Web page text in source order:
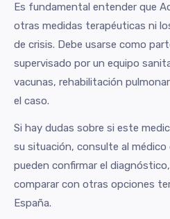
Es fundamental entender que
otras medidas terapéuticas ni
de crisis. Debe usarse como
supervisado por un equipo
vacunas, rehabilitación
el caso.
Si hay dudas sobre si este
su situación, consulte al médico
pueden confirmar el
comparar con otras opciones
España.